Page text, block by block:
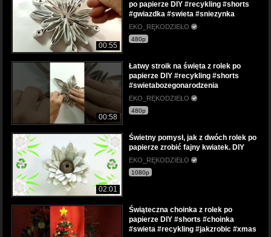
00:55
po papierze DIY #recykling #shorts
#gwiazdka #swieta #sniezynka
EKO_RĘKODZIEŁO
480p
00:58
Łatwy stroik na święta z rolek po
papierze DIY #recykling #shorts
#swietabozegonarodzenia
EKO_RĘKODZIEŁO
480p
02:01
Świetny pomysł, jak z dwóch rolek po
papierze zrobić fajny kwiatek. DIY
EKO_RĘKODZIEŁO
1080p
Świąteczna choinka z rolek po
papierze DIY #shorts #choinka
#swieta #recykling #jakzrobic #xmas